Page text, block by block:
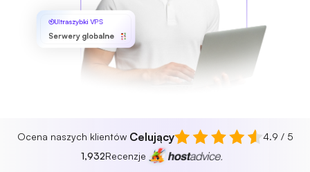
Ultraszybki VPS
Serwery globalne
Ocena naszych klientów Celujący
4.9 / 5
1,932Recenzje